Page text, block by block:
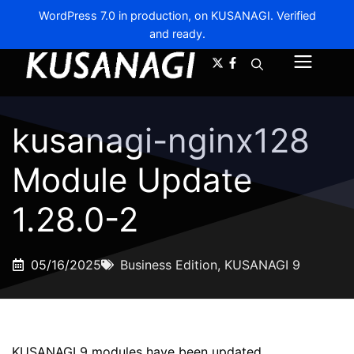
WordPress 7.0 in production, on KUSANAGI. Verified
and ready.
kusanagi-nginx128
Module Update
1.28.0-2
05/16/2025 Business Edition, KUSANAGI 9
A- A+